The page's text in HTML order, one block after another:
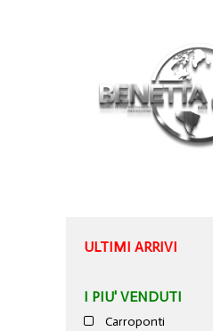
ULTIMI ARRIVI
I PIU' VENDUTI
Carroponti